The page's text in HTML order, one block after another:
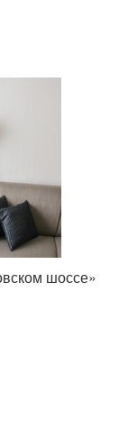
шоссе»